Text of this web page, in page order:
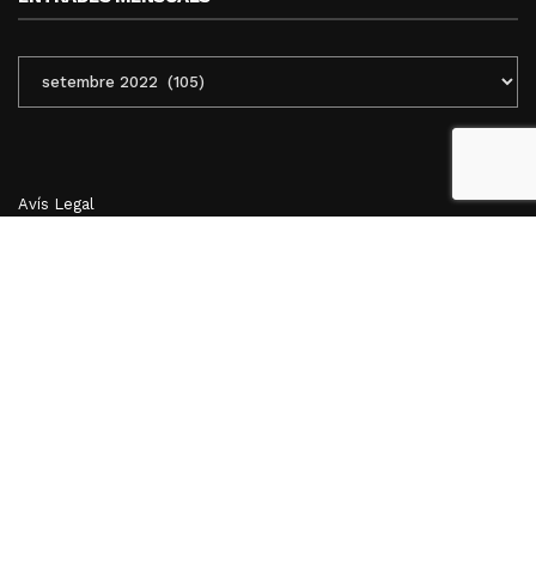
MENSUALS
Avís Legal